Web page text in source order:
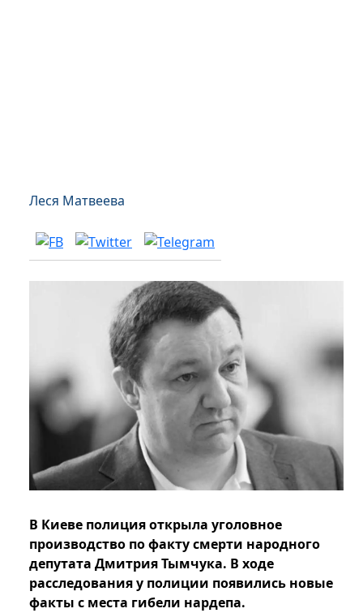
Леся Матвеева
В Киеве полиция открыла уголовное
производство по факту смерти народного
депутата Дмитрия Тымчука. В ходе
расследования у полиции появились новые
факты с места гибели нардепа.